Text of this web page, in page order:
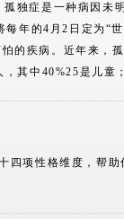
独症是一种病因未
年的4月2日定为“
的疾病。近年来，
其中40%25是儿童
四项性格维度，帮